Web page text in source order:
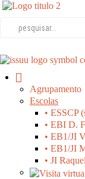
Agrupamento
Escolas
• ESSCP
• EBI D.
• EB1/JI
• EB1/JI
• JI